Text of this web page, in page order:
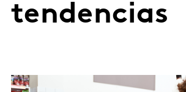
tendencias